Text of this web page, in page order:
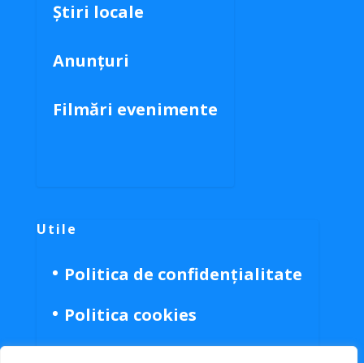
Știri locale
Anunțuri
Filmări evenimente
Utile
Politica de confidențialitate
Politica cookies